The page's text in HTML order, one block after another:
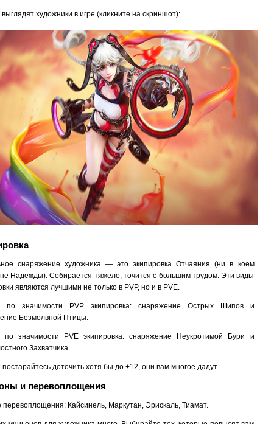
выглядят художники в игре (кликните на скриншот):
снаряжение художника — это экипировка Отчаяния (ни в коем
не Надежды). Собирается тяжело, точится с большим трудом. Эти виды
являются лучшими не только в PVP, но и в PVE.
по значимости PVP экипировка: снаряжение Острых Шипов и
Безмолвной Птицы.
по значимости PVE экипировка: снаряжение Неукротимой Бури и
Захватчика.
доточить хотя бы до +12, они вам многое дадут.
и перевоплощения
перевоплощения: Кайсинель, Маркутан, Эрискаль, Тиамат.